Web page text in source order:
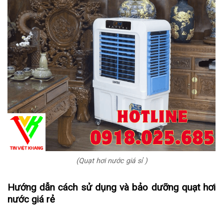
(Quạt hơi nước giá sỉ )
Hướng dẫn cách sử dụng và bảo dưỡng quạt hơi
nước giá rẻ